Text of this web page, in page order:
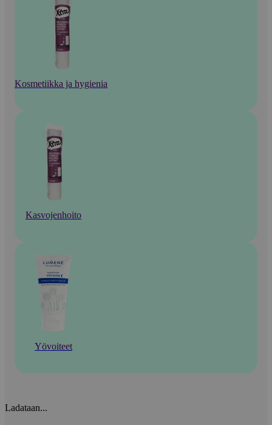
Kosmetiikka ja hygienia
Kasvojenhoito
Yövoiteet
Ladataan...